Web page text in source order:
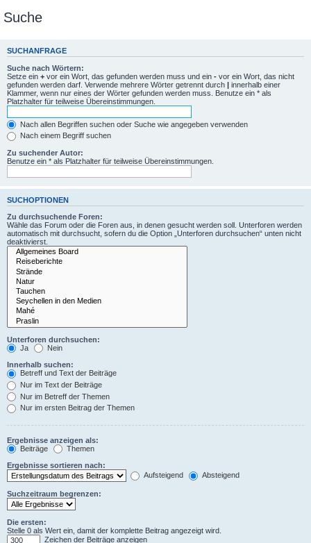
Suche
SUCHANFRAGE
Suche nach Wörtern:
Setze ein + vor ein Wort, das gefunden werden muss und ein - vor ein Wort, das nicht
gefunden werden darf. Verwende mehrere Wörter getrennt durch | innerhalb einer
Klammer, wenn nur eines der Wörter gefunden werden muss. Benutze ein * als
Platzhalter für teilweise Übereinstimmungen.
Nach allen Begriffen suchen oder Suche wie angegeben verwenden
Nach einem Begriff suchen
Zu suchender Autor:
Benutze ein * als Platzhalter für teilweise Übereinstimmungen.
SUCHOPTIONEN
Zu durchsuchende Foren:
Wähle das Forum oder die Foren aus, in denen gesucht werden soll. Unterforen werden
automatisch mit durchsucht, sofern du die Option „Unterforen durchsuchen“ unten nicht
deaktivierst.
Unterforen durchsuchen:
Ja
Nein
Innerhalb suchen:
Betreff und Text der Beiträge
Nur im Text der Beiträge
Nur im Betreff der Themen
Nur im ersten Beitrag der Themen
Ergebnisse anzeigen als:
Beiträge
Themen
Ergebnisse sortieren nach:
Aufsteigend
Absteigend
Suchzeitraum begrenzen:
Die ersten:
Stelle 0 als Wert ein, damit der komplette Beitrag angezeigt wird.
Zeichen der Beiträge anzeigen